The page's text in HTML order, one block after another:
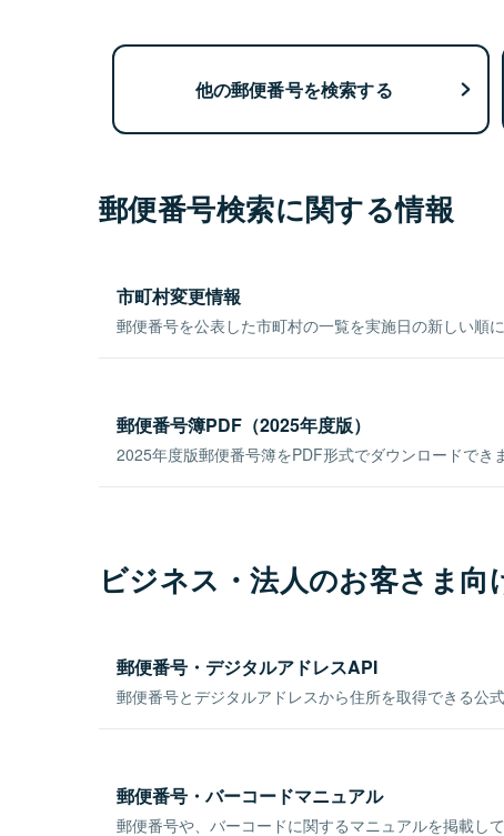
他の郵便番号を検索する
郵便番号検索に関する情報
市町村変更情報
郵便番号を公表した市町村の一覧を実施日の新しい順に
郵便番号簿PDF（2025年度版）
2025年度版郵便番号簿をPDF形式でダウンロードでき
ビジネス・法人のお客さま向
郵便番号・デジタルアドレスAPI
郵便番号とデジタルアドレスから住所を取得できる公式
郵便番号・バーコードマニュアル
郵便番号や、バーコードに関するマニュアルを掲載して